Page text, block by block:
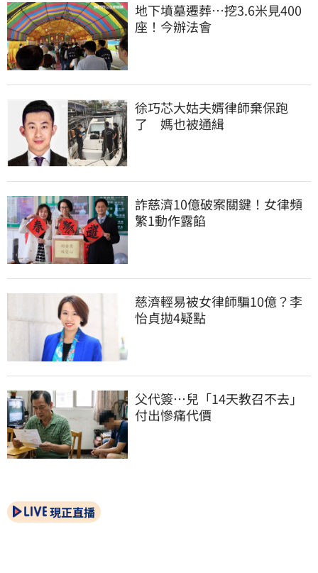
地下墳墓遷葬…挖3.6米見400
座！今辦法會
徐巧芯大姑夫婿律師棄保跑
了　媽也被通緝
詐慈濟10億破案關鍵！女律頻
繁1動作露餡
慈濟輕易被女律師騙10億？李
怡貞拋4疑點
父代簽…兒「14天教召不去」
付出慘痛代價
現正直播